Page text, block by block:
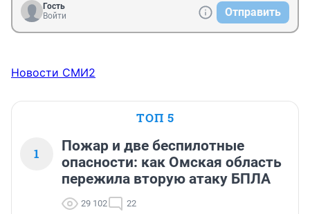
Гость
Войти
Отправить
Новости СМИ2
ТОП 5
1
Пожар и две беспилотные
опасности: как Омская область
пережила вторую атаку БПЛА
29 102 22